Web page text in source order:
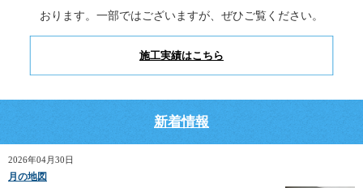
おります。一部ではございますが、ぜひご覧ください。
施工実績はこちら
新着情報
2026年04月30日
月の地図